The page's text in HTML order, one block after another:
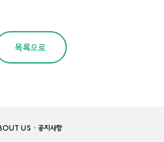
목록으로
US 공지사항